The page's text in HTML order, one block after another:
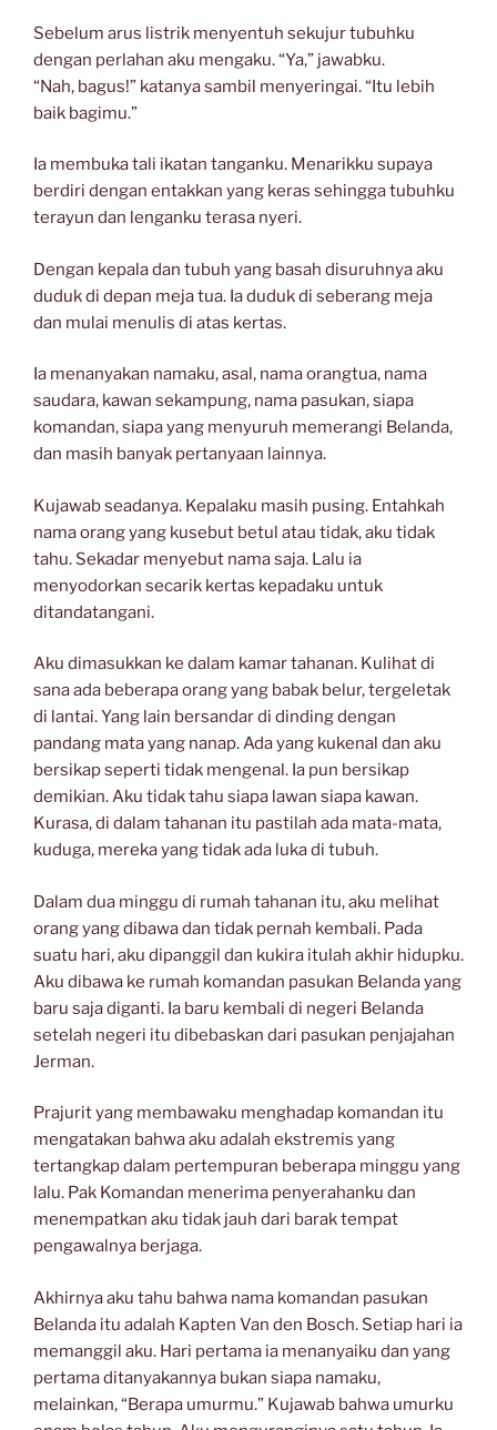
Sebelum arus listrik menyentuh sekujur tubuhku
dengan perlahan aku mengaku. “Ya,” jawabku.
“Nah, bagus!” katanya sambil menyeringai. “Itu lebih
baik bagimu.”
Ia membuka tali ikatan tanganku. Menarikku supaya
berdiri dengan entakkan yang keras sehingga tubuhku
terayun dan lenganku terasa nyeri.
Dengan kepala dan tubuh yang basah disuruhnya aku
duduk di depan meja tua. Ia duduk di seberang meja
dan mulai menulis di atas kertas.
Ia menanyakan namaku, asal, nama orangtua, nama
saudara, kawan sekampung, nama pasukan, siapa
komandan, siapa yang menyuruh memerangi Belanda,
dan masih banyak pertanyaan lainnya.
Kujawab seadanya. Kepalaku masih pusing. Entahkah
nama orang yang kusebut betul atau tidak, aku tidak
tahu. Sekadar menyebut nama saja. Lalu ia
menyodorkan secarik kertas kepadaku untuk
ditandatangani.
Aku dimasukkan ke dalam kamar tahanan. Kulihat di
sana ada beberapa orang yang babak belur, tergeletak
di lantai. Yang lain bersandar di dinding dengan
pandang mata yang nanap. Ada yang kukenal dan aku
bersikap seperti tidak mengenal. Ia pun bersikap
demikian. Aku tidak tahu siapa lawan siapa kawan.
Kurasa, di dalam tahanan itu pastilah ada mata-mata,
kuduga, mereka yang tidak ada luka di tubuh.
Dalam dua minggu di rumah tahanan itu, aku melihat
orang yang dibawa dan tidak pernah kembali. Pada
suatu hari, aku dipanggil dan kukira itulah akhir hidupku.
Aku dibawa ke rumah komandan pasukan Belanda yang
baru saja diganti. Ia baru kembali di negeri Belanda
setelah negeri itu dibebaskan dari pasukan penjajahan
Jerman.
Prajurit yang membawaku menghadap komandan itu
mengatakan bahwa aku adalah ekstremis yang
tertangkap dalam pertempuran beberapa minggu yang
lalu. Pak Komandan menerima penyerahanku dan
menempatkan aku tidak jauh dari barak tempat
pengawalnya berjaga.
Akhirnya aku tahu bahwa nama komandan pasukan
Belanda itu adalah Kapten Van den Bosch. Setiap hari ia
memanggil aku. Hari pertama ia menanyaiku dan yang
pertama ditanyakannya bukan siapa namaku,
melainkan, “Berapa umurmu.” Kujawab bahwa umurku